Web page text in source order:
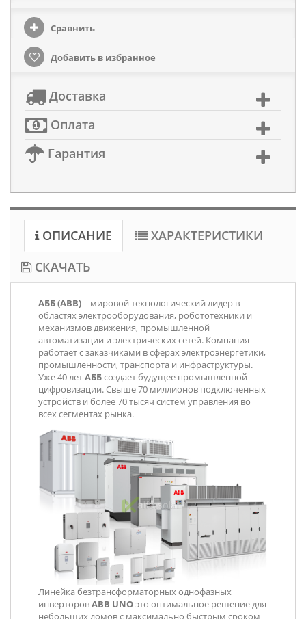
Сравнить
Добавить в избранное
Доставка
Оплата
Гарантия
ОПИСАНИЕ
ХАРАКТЕРИСТИКИ
СКАЧАТЬ
АББ (ABB)– мировой технологический лидер в
областях электрооборудования, робототехники и
механизмов движения, промышленной
автоматизации и электрических сетей. Компания
работает с заказчиками в сферах электроэнергетики,
промышленности, транспорта и инфраструктуры.
Уже 40 летАББсоздает будущее промышленной
цифровизации. Свыше 70 миллионов подключенных
устройств и более 70 тысяч систем управления во
всех сегментах рынка.
Линейка безтрансформаторных однофазных
инверторовABB UNOэто оптимальное решение для
небольших домов с максимально быстрым сроком